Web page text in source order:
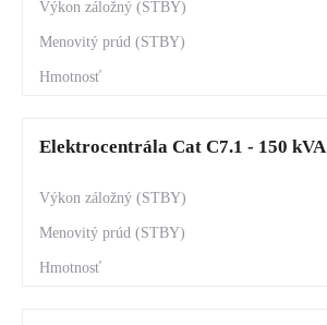
Elektrocentrála Cat C7.1 - 150 kVA